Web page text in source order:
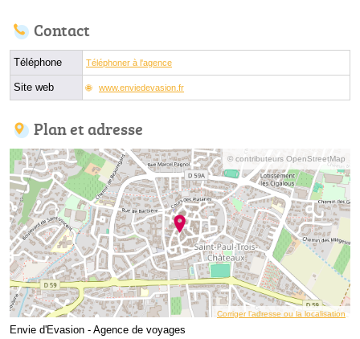
Contact
Téléphone Téléphoner à l'agence
Site web www.enviedevasion.fr
Plan et adresse
© contributeurs OpenStreetMap
Corriger l’adresse ou la localisation
Envie d'Evasion - Agence de voyages